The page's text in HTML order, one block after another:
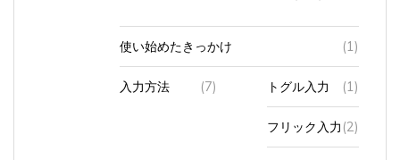
使い始めたきっかけ (1)
入力方法 (7) トグル入力 (1)
フリック入力(2)
フルキー入力(4)